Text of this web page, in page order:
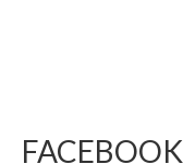
FACEBOOK